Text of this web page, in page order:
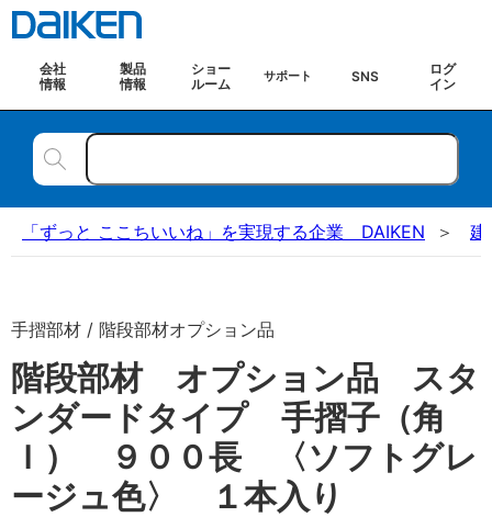
会社
情報
製品
情報
ショー
ルーム
サポート SNS
ログ
イン
「ずっと ここちいいね」を実現する企業 DAIKEN 建
手摺部材 / 階段部材オプション品
階段部材 オプション品 スタ
ンダードタイプ 手摺子（角
Ｉ） ９００長 〈ソフトグレ
ージュ色〉 １本入り